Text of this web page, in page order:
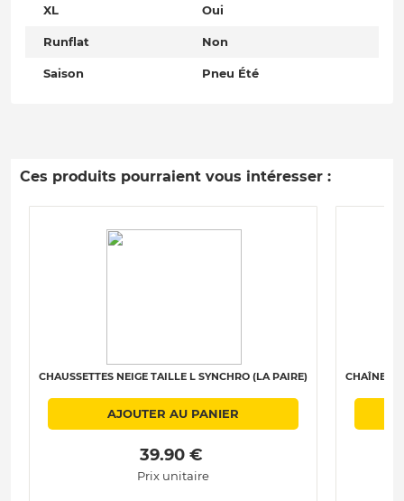
XL Oui
Runflat Non
Saison Pneu Été
Ces produits pourraient vous intéresser :
CHAUSSETTES NEIGE TAILLE L SYNCHRO (LA PAIRE)
AJOUTER AU PANIER
39.90 €
Prix unitaire
CHAÎNES